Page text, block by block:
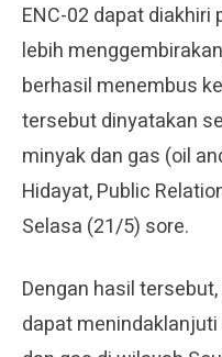
ENC-02 dapat diakhiri
lebih
berhasil menembus
tersebut dinyatakan
minyak dan gas (oil
Hidayat, Public
Selasa (21/5) sore.
Dengan hasil
dapat